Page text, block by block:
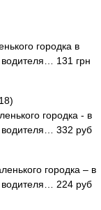
городка в
водителя… 131 грн
городка - в
водителя… 332 руб
городка – в
водителя… 224 руб